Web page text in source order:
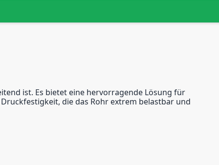
ist. Es bietet eine hervorragende Lösung für
die das Rohr extrem belastbar und